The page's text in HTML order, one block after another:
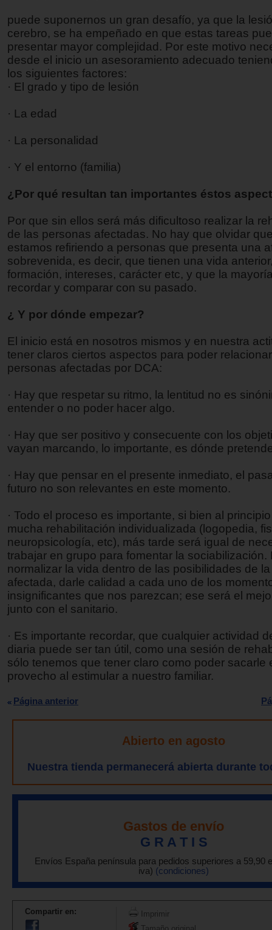
puede suponernos un gran desafío, ya que la
cerebro, se ha empeñado en que estas tareas
presentar mayor complejidad. Por este motivo
desde el inicio un asesoramiento adecuado
los siguientes factores:
· El grado y tipo de lesión
· La edad
· La personalidad
· Y el entorno (familia)
¿Por qué resultan tan importantes éstos
Por que sin ellos será más dificultoso realizar la
de las personas afectadas. No hay que olvidar
estamos refiriendo a personas que presenta una
sobrevenida, es decir, que tienen una vida
formación, intereses, carácter etc, y que la
recordar y comparar con su pasado.
¿ Y por dónde empezar?
El inicio está en nosotros mismos y en nuestra
tener claros ciertos aspectos para poder
personas afectadas por DCA:
· Hay que respetar su ritmo, la lentitud no es
entender o no poder hacer algo.
· Hay que ser positivo y consecuente con los
vayan marcando, lo importante, es dónde
· Hay que pensar en el presente inmediato, el
futuro no son relevantes en este momento.
· Todo el proceso es importante, si bien al
mucha rehabilitación individualizada (logopedia,
neuropsicología, etc), más tarde será igual de
trabajar en grupo para fomentar la sociabilización.
normalizar la vida dentro de las posibilidades de
afectada, darle calidad a cada uno de los
insignificantes que nos parezcan; ese será el
junto con el sanitario.
· Es importante recordar, que cualquier actividad
diaria puede ser tan útil, como una sesión de
sólo tenemos que tener claro como poder sacarle
provecho al estimular a nuestro familiar.
Página anterior
Abierto en agosto
Nuestra tienda permanecerá abierta durante
Gastos de envío
G R A T I S
Envíos España península para pedidos superiores a 59,90
iva) (condiciones)
Compartir en:
Imprimir